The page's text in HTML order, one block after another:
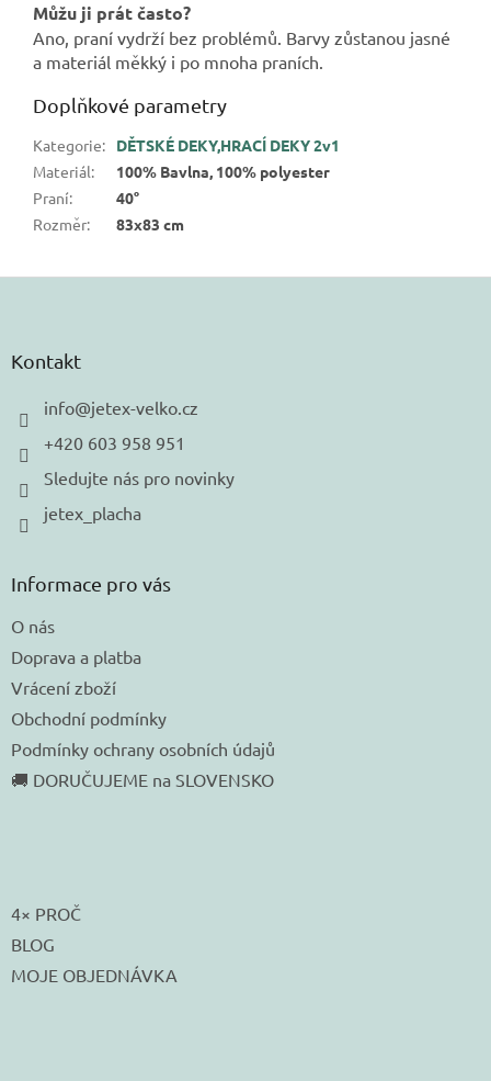
Můžu ji prát často?
Ano, praní vydrží bez problémů. Barvy zůstanou jasné
a materiál měkký i po mnoha praních.
Doplňkové parametry
Kategorie:
DĚTSKÉ DEKY,HRACÍ DEKY 2v1
Materiál:
100% Bavlna, 100% polyester
Praní:
40°
Rozměr: 83x83 cm
Kontakt
info@jetex-velko.cz
+420 603 958 951
Sledujte nás pro novinky
jetex_placha
Informace pro vás
O nás
Doprava a platba
Vrácení zboží
Obchodní podmínky
Podmínky ochrany osobních údajů
🚚 DORUČUJEME na SLOVENSKO
4× PROČ
BLOG
MOJE OBJEDNÁVKA